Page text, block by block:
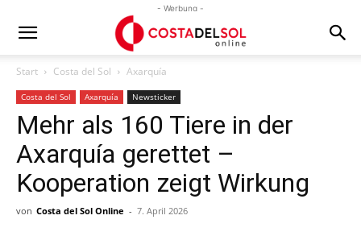
- Werbung -
Start Costa del Sol Axarquía
Costa del Sol Axarquía Newsticker
Mehr als 160 Tiere in der
Axarquía gerettet –
Kooperation zeigt Wirkung
von Costa del Sol Online - 7. April 2026